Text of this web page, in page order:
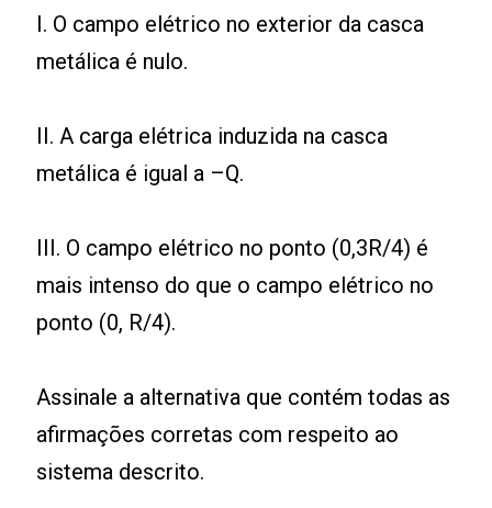
I. O campo elétrico no exterior da casca
metálica é nulo.
II. A carga elétrica induzida na casca
metálica é igual a –Q.
III. O campo elétrico no ponto (0,3R/4) é
mais intenso do que o campo elétrico no
ponto (0, R/4).
Assinale a alternativa que contém todas as
afirmações corretas com respeito ao
sistema descrito.